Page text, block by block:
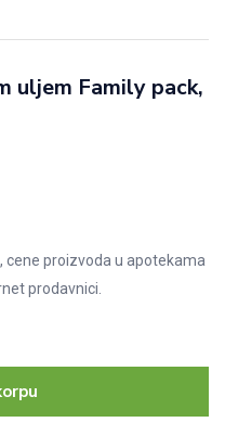
uljem Family pack,
cene proizvoda u apotekama
prodavnici.